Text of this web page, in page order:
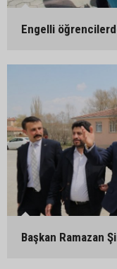
Engelli
Başkan Ramazan